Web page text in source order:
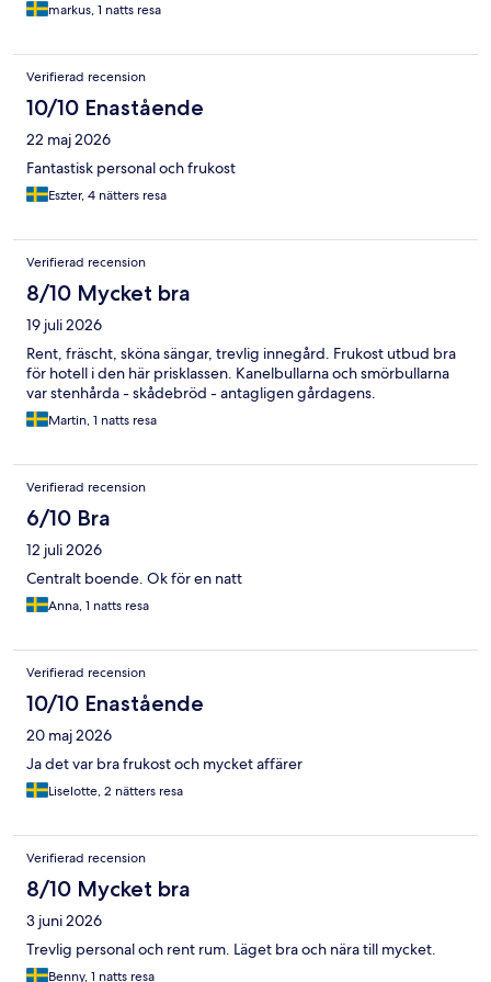
markus, 1 natts resa
Verifierad recension
10/10 Enastående
22 maj 2026
Fantastisk personal och frukost
Eszter, 4 nätters resa
Verifierad recension
8/10 Mycket bra
19 juli 2026
Rent, fräscht, sköna sängar, trevlig innegård. Frukost utbud bra
för hotell i den här prisklassen. Kanelbullarna och smörbullarna
var stenhårda - skådebröd - antagligen gårdagens.
Martin, 1 natts resa
Verifierad recension
6/10 Bra
12 juli 2026
Centralt boende. Ok för en natt
Anna, 1 natts resa
Verifierad recension
10/10 Enastående
20 maj 2026
Ja det var bra frukost och mycket affärer
Liselotte, 2 nätters resa
Verifierad recension
8/10 Mycket bra
3 juni 2026
Trevlig personal och rent rum. Läget bra och nära till mycket.
Benny, 1 natts resa